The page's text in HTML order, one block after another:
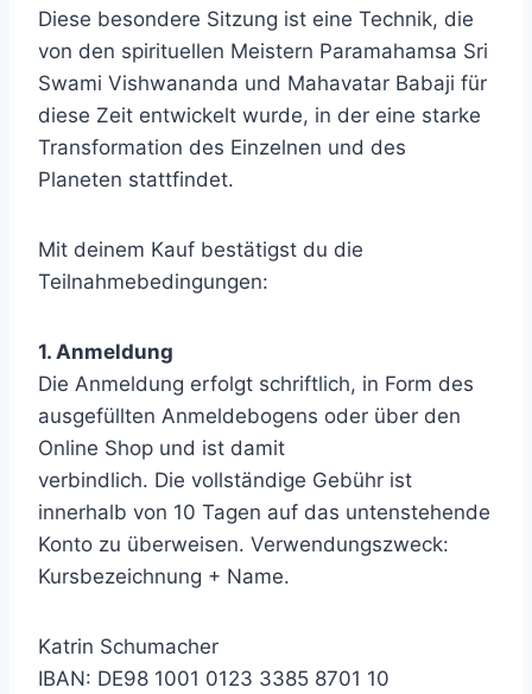
Diese besondere Sitzung ist eine Technik, die
von den spirituellen Meistern Paramahamsa Sri
Swami Vishwananda und Mahavatar Babaji für
diese Zeit entwickelt wurde, in der eine starke
Transformation des Einzelnen und des
Planeten stattfindet.
Mit deinem Kauf bestätigst du die
Teilnahmebedingungen:
1. Anmeldung
Die Anmeldung erfolgt schriftlich, in Form des
ausgefüllten Anmeldebogens oder über den
Online Shop und ist damit
verbindlich. Die vollständige Gebühr ist
innerhalb von 10 Tagen auf das untenstehende
Konto zu überweisen. Verwendungszweck:
Kursbezeichnung + Name.
Katrin Schumacher
IBAN: DE98 1001 0123 3385 8701 10